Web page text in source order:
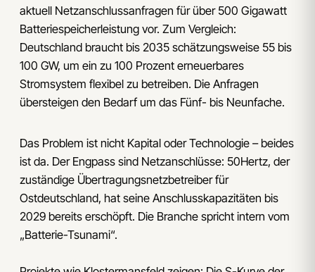
aktuell Netzanschlussanfragen für über 500 Gigawatt
Batteriespeicherleistung vor. Zum Vergleich:
Deutschland braucht bis 2035 schätzungsweise 55 bis
100 GW, um ein zu 100 Prozent erneuerbares
Stromsystem flexibel zu betreiben. Die Anfragen
übersteigen den Bedarf um das Fünf- bis Neunfache.
Das Problem ist nicht Kapital oder Technologie – beides
ist da. Der Engpass sind Netzanschlüsse: 50Hertz, der
zuständige Übertragungsnetzbetreiber für
Ostdeutschland, hat seine Anschlusskapazitäten bis
2029 bereits erschöpft. Die Branche spricht intern vom
„Batterie-Tsunami“.